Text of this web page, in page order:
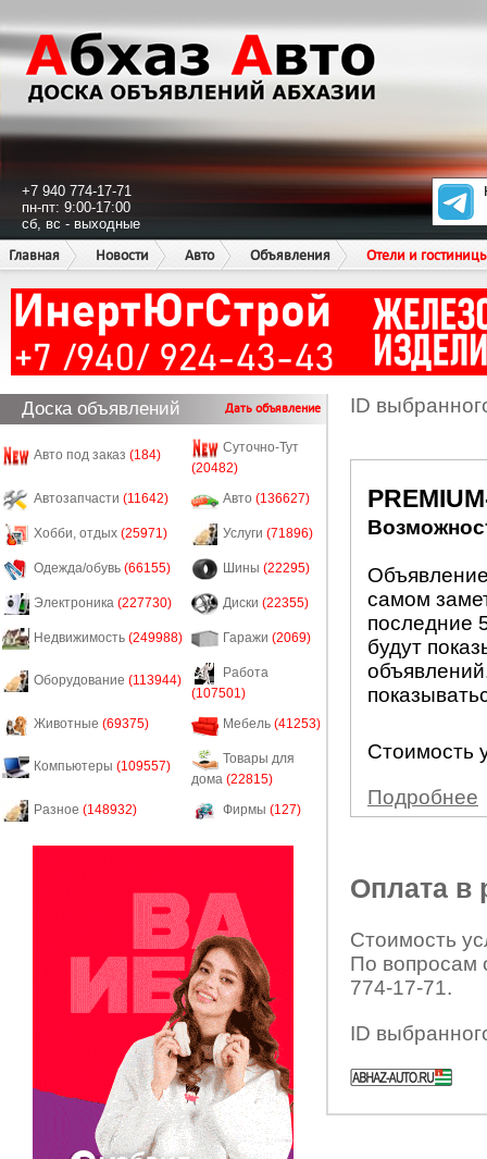
+7 940 774-17-71
пн-пт: 9:00-17:00
сб, вс - выходные
Главная
Новости Авто Объявления Отели и
Доска объявлений Дать объявление
Авто под заказ (184)
Суточно-Тут
(20482)
Автозапчасти (11642) Авто (136627)
Хобби, отдых (25971) Услуги (71896)
Одежда/обувь (66155) Шины (22295)
Электроника (227730) Диски (22355)
Недвижимость (249988) Гаражи (2069)
Оборудование (113944)
Работа
(107501)
Животные (69375) Мебель (41253)
Компьютеры (109557)
Товары для
дома (22815)
Разное (148932) Фирмы (127)
ID
самом
последние
будут
Стоимость
Подробнее
Оплата в
Стоимость
По вопросам
774-17-71.
ID